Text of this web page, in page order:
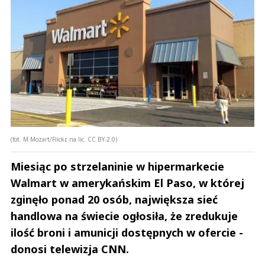
(fot. M.Mozart/Flickr, na lic. CC BY-2.0)
Miesiąc po strzelaninie w hipermarkecie
Walmart w amerykańskim El Paso, w której
zginęło ponad 20 osób, największa sieć
handlowa na świecie ogłosiła, że zredukuje
ilość broni i amunicji dostępnych w ofercie -
donosi telewizja CNN.